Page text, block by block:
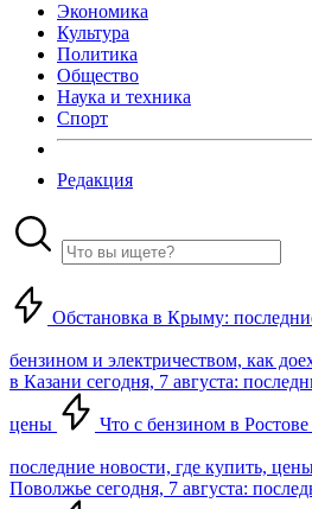
Экономика
Культура
Политика
Общество
Наука и техника
Спорт
Редакция
Обстановка в Крыму:
бензином и электричеством, как
в Казани сегодня, 7 августа:
цены Что с бензином в Ростове
последние новости, где купить,
Поволжье сегодня, 7 августа: